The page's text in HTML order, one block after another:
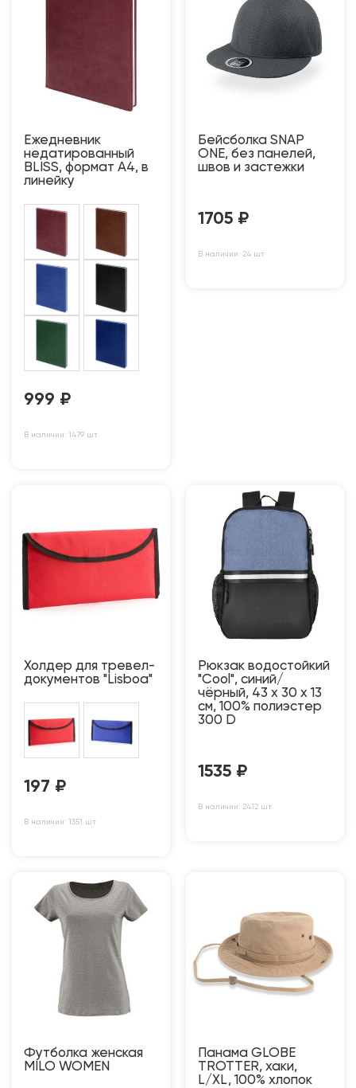
Ежедневник
недатированный
BLISS, формат А4, в
линейку
999 ₽
В наличии: 1479 шт
Бейсболка SNAP
ONE, без панелей,
швов и застежки
1705 ₽
В наличии: 24 шт
Холдер для тревел-
документов "Lisboa"
197 ₽
В наличии: 1351 шт
Рюкзак водостойкий
"Cool", синий/
чёрный, 43 x 30 x 13
см, 100% полиэстер
300 D
1535 ₽
В наличии: 2412 шт
Футболка женская
MILO WOMEN
Панама GLOBE
TROTTER, хаки,
L/XL, 100% хлопок